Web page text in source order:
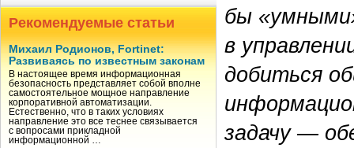
Рекомендуемые статьи
Михаил Родионов, Fortinet:
Развиваясь по известным законам
В настоящее время информационная
безопасность представляет собой вполне
самостоятельное мощное направление
корпоративной автоматизации.
Естественно, что в таких условиях
направление это все теснее связывается
с вопросами прикладной
информационной …
бы
в
добиться
задачу —